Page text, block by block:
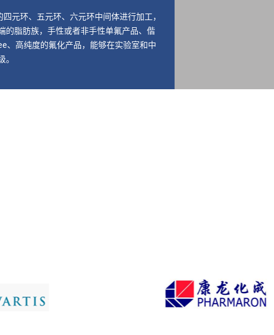
元环、五元环、六元环中间体进行加工，
的脂肪族，手性或者非手性单氟产品、偕
、高纯度的氟化产品，能够在实验室和中